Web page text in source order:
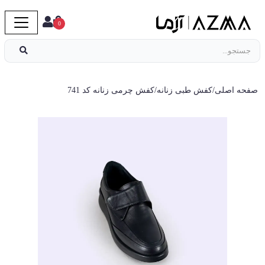
0
صفحه اصلی/کفش طبی زنانه/کفش چرمی زنانه کد 741